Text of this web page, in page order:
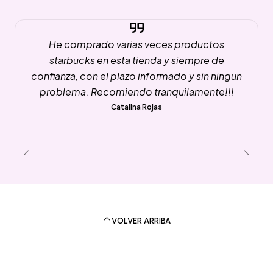
He comprado varias veces productos
starbucks en esta tienda y siempre de
confianza, con el plazo informado y sin ningun
problema. Recomiendo tranquilamente!!!
Catalina Rojas
VOLVER ARRIBA